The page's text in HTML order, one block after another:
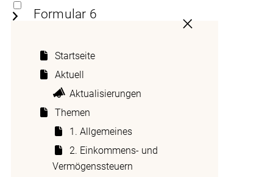
Startseite
Aktuell
Aktualisierungen
Themen
1. Allgemeines
2. Einkommens- und
Vermögenssteuern
Formular 6
Abzug für Arbeitszimmer bei
unselbständiger Erwerbstätigkeit
Ansässigkeitsbescheinigung für
Privatpersonen
Berufskleidung
Berufskosten
Berufsorientierte Aus- und